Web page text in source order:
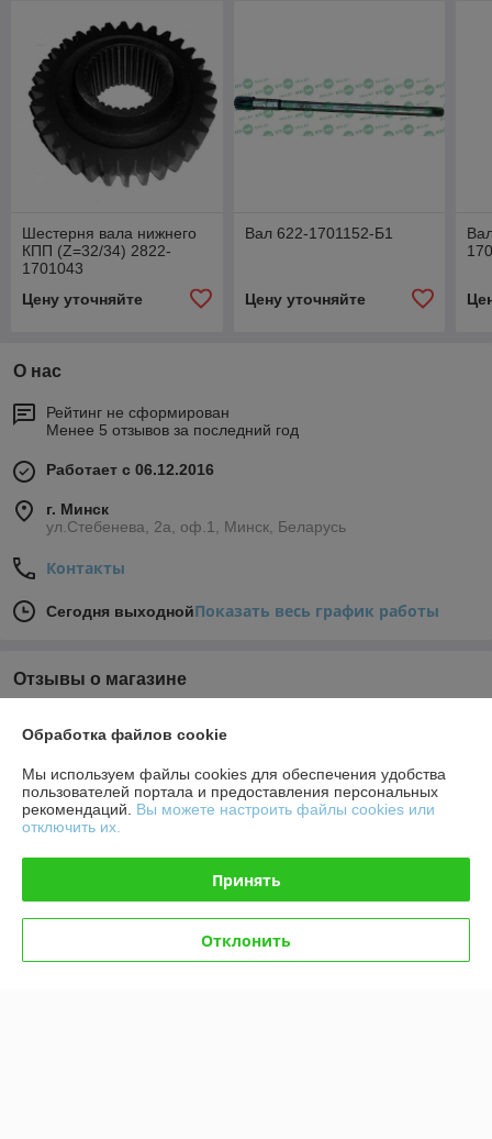
Шестерня вала нижнего
КПП (Z=32/34) 2822-
1701043
Цену уточняйте
Вал 622-1701152-Б1
Цену уточняйте
О нас
Рейтинг не сформирован
Менее 5 отзывов за последний год
Работает с 06.12.2016
г. Минск
ул.Стебенева, 2а, оф.1, Минск, Беларусь
Контакты
Сегодня выходнойПоказать весь график работы
Отзывы о магазине
О нас
Контакты
Обработка файлов cookie
Мы используем файлы cookies для обеспечения удобства
пользователей портала и предоставления персональных
рекомендаций. Вы можете настроить файлы cookies или
отключить их.
Принять
Отклонить